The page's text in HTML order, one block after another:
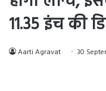
11.35 इंच की
Aarti Agravat 30